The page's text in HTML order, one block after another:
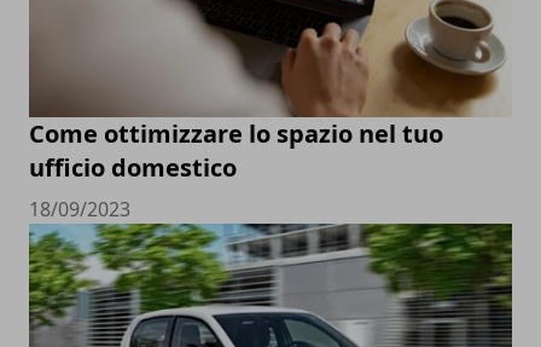
Come ottimizzare lo spazio nel tuo
ufficio domestico
18/09/2023